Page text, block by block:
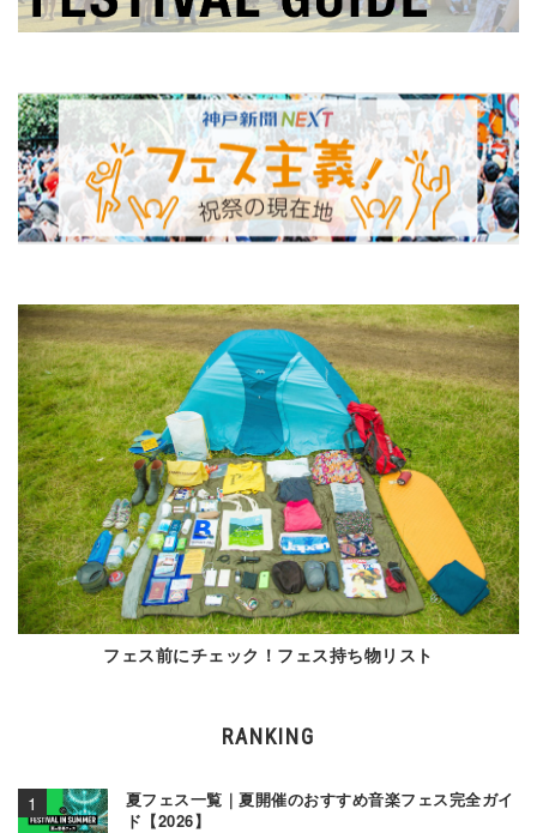
フェス前にチェック！フェス持ち物リスト
RANKING
夏フェス一覧｜夏開催のおすすめ音楽フェス完全ガイ
ド【2026】